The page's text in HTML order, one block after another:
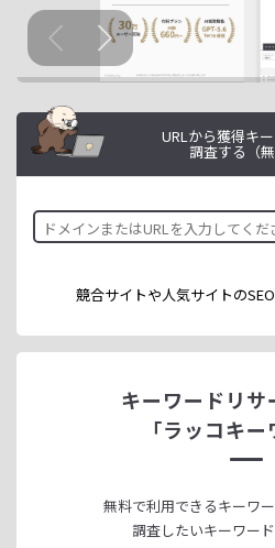
URLから獲得キ
調査する（無
競合サイトや人気サイトの
キーワードリサ
「ラッコキー
無料で利用できるキーワ
調査したいキーワー